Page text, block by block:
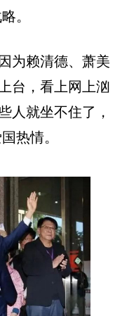
。
为赖清德、萧美
台，看上网上汹
人就坐不住了，
热情。